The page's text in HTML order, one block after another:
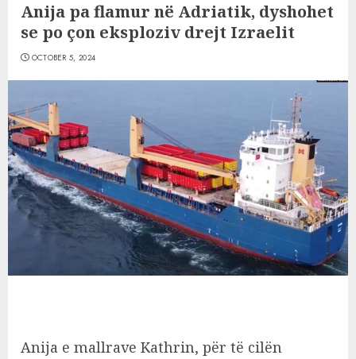
Anija pa flamur në Adriatik, dyshohet
se po çon eksploziv drejt Izraelit
OCTOBER 5, 2024
Anija e mallrave Kathrin, për të cilën